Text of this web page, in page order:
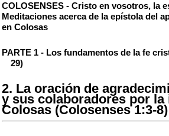
COLOSENSES - Cristo en vosotros, la
Meditaciones acerca de la epístola del
en Colosas
PARTE 1 - Los fundamentos de la fe
29)
2. La oración de
y sus colaboradores por la
Colosas (Colosenses 1:3-8)